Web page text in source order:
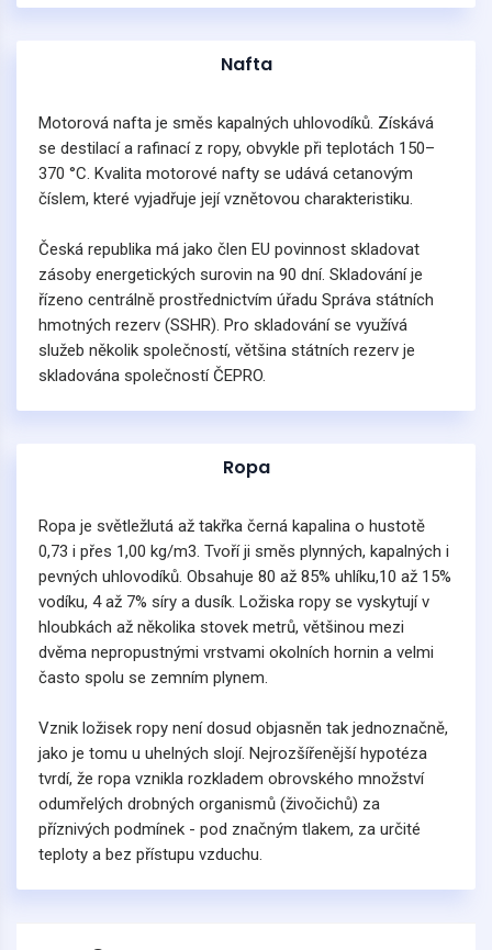
Nafta
Motorová nafta je směs kapalných uhlovodíků. Získává
se destilací a rafinací z ropy, obvykle při teplotách 150–
370 °C. Kvalita motorové nafty se udává cetanovým
číslem, které vyjadřuje její vznětovou charakteristiku.
Česká republika má jako člen EU povinnost skladovat
zásoby energetických surovin na 90 dní. Skladování je
řízeno centrálně prostřednictvím úřadu Správa státních
hmotných rezerv (SSHR). Pro skladování se využívá
služeb několik společností, většina státních rezerv je
skladována společností ČEPRO.
Ropa
Ropa je světležlutá až takřka černá kapalina o hustotě
0,73 i přes 1,00 kg/m3. Tvoří ji směs plynných, kapalných i
pevných uhlovodíků. Obsahuje 80 až 85% uhlíku,10 až 15%
vodíku, 4 až 7% síry a dusík. Ložiska ropy se vyskytují v
hloubkách až několika stovek metrů, většinou mezi
dvěma nepropustnými vrstvami okolních hornin a velmi
často spolu se zemním plynem.
Vznik ložisek ropy není dosud objasněn tak jednoznačně,
jako je tomu u uhelných slojí. Nejrozšířenější hypotéza
tvrdí, že ropa vznikla rozkladem obrovského množství
odumřelých drobných organismů (živočichů) za
příznivých podmínek - pod značným tlakem, za určité
teploty a bez přístupu vzduchu.